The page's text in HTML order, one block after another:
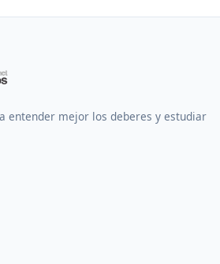
entender mejor los deberes y estudiar